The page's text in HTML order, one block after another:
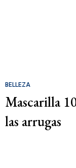
BELLEZA
Mascarilla
las arrugas